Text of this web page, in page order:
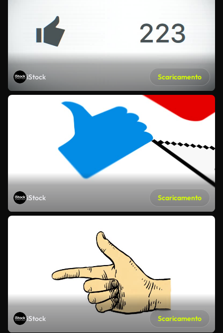
iStock Scaricamento
iStock Scaricamento
iStock Scaricamento